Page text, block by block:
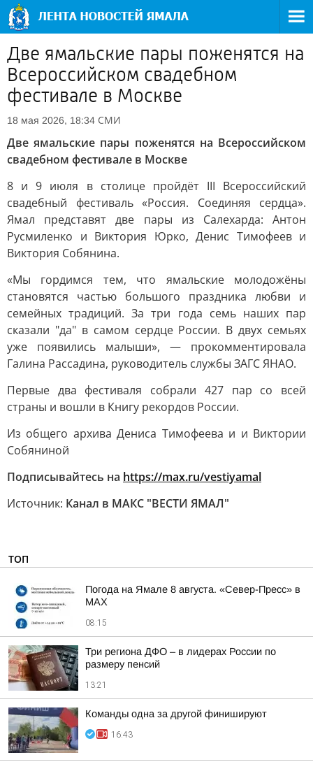
Две ямальские пары поженятся на
Всероссийском свадебном
фестивале в Москве
18 мая 2026, 18:34 СМИ
Две ямальские пары поженятся на Всероссийском
свадебном фестивале в Москве
8 и 9 июля в столице пройдёт III Всероссийский
свадебный фестиваль «Россия. Соединяя сердца».
Ямал представят две пары из Салехарда: Антон
Русмиленко и Виктория Юрко, Денис Тимофеев и
Виктория Собянина.
«Мы гордимся тем, что ямальские молодожёны
становятся частью большого праздника любви и
семейных традиций. За три года семь наших пар
сказали "да" в самом сердце России. В двух семьях
уже появились малыши», — прокомментировала
Галина Рассадина, руководитель службы ЗАГС ЯНАО.
Первые два фестиваля собрали 427 пар со всей
страны и вошли в Книгу рекордов России.
Из общего архива Дениса Тимофеева и и Виктории
Собяниной
Подписывайтесь на https://max.ru/vestiyamal
Источник: Канал в МАКС "ВЕСТИ ЯМАЛ"
ТОП
Погода на Ямале 8 августа. «Север-Пресс» в
MAX
08:15
Три региона ДФО – в лидерах России по
размеру пенсий
13:21
Команды одна за другой финишируют
16:43